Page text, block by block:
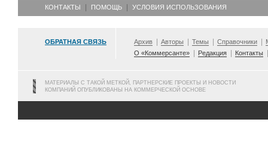
КОНТАКТЫ ПОМОЩЬ УСЛОВИЯ ИСПОЛЬЗОВАНИЯ
ОБРАТНАЯ СВЯЗЬ Архив Авторы Темы Справочники
О «Коммерсанте»
Редакция Контакты
МАТЕРИАЛЫ С ТАКОЙ МЕТКОЙ, ПАРТНЕРСКИЕ ПРОЕКТЫ И НОВОСТИ
КОМПАНИЙ ОПУБЛИКОВАНЫ НА КОММЕРЧЕСКОЙ ОСНОВЕ